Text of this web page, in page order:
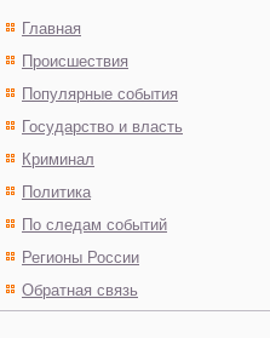
Главная
Происшествия
Популярные события
Государство и власть
Криминал
Политика
По следам событий
Регионы России
Обратная связь